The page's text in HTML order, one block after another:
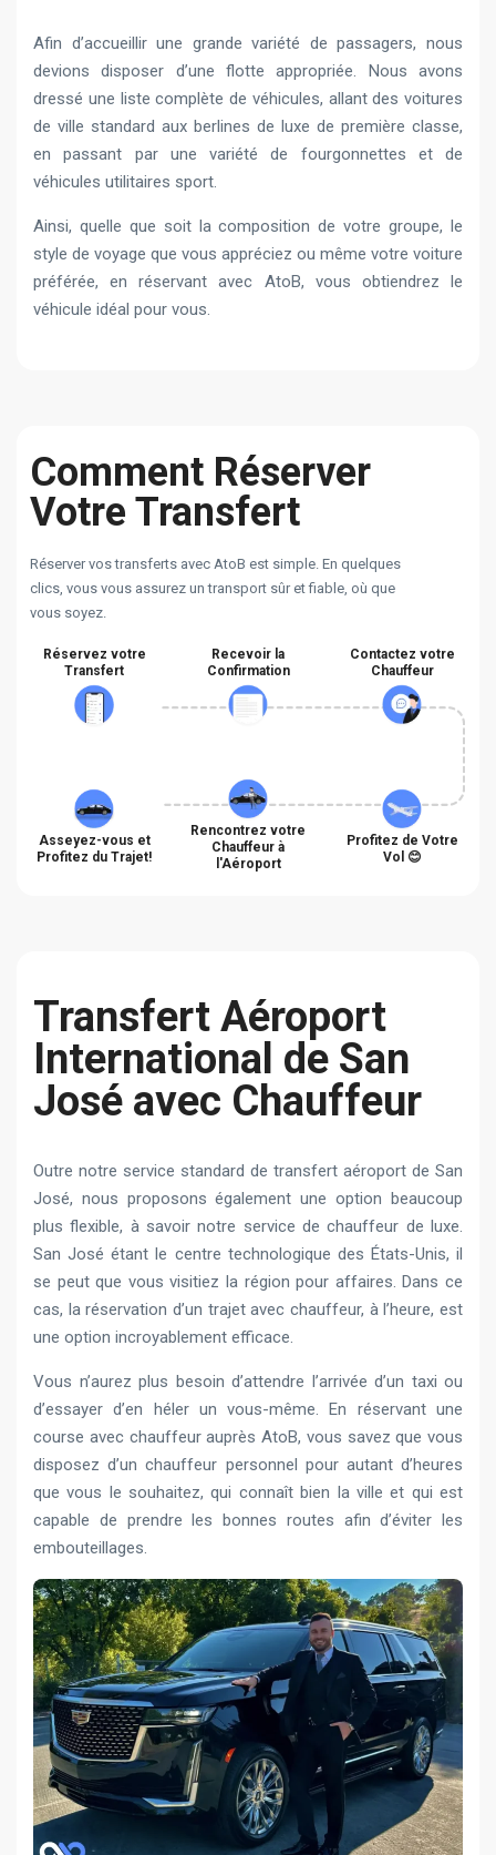
Afin d’accueillir une grande variété de passagers, nous
devions disposer d’une flotte appropriée. Nous avons
dressé une liste complète de véhicules, allant des voitures
de ville standard aux berlines de luxe de première classe,
en passant par une variété de fourgonnettes et de
véhicules utilitaires sport.
Ainsi, quelle que soit la composition de votre groupe, le
style de voyage que vous appréciez ou même votre voiture
préférée, en réservant avec AtoB, vous obtiendrez le
véhicule idéal pour vous.
Comment Réserver
Votre Transfert
Réserver vos transferts avec AtoB est simple. En quelques
clics, vous vous assurez un transport sûr et fiable, où que
vous soyez.
Réservez votre
Transfert
Recevoir la
Confirmation
Contactez votre
Chauffeur
Asseyez-vous et
Profitez du Trajet!
Rencontrez votre
Chauffeur à
l'Aéroport
Profitez de Votre
Vol 😊
Transfert Aéroport
International de San
José avec Chauffeur
Outre notre service standard de transfert aéroport de San
José, nous proposons également une option beaucoup
plus flexible, à savoir notre service de chauffeur de luxe.
San José étant le centre technologique des États-Unis, il
se peut que vous visitiez la région pour affaires. Dans ce
cas, la réservation d’un trajet avec chauffeur, à l’heure, est
une option incroyablement efficace.
Vous n’aurez plus besoin d’attendre l’arrivée d’un taxi ou
d’essayer d’en héler un vous-même. En réservant une
course avec chauffeur auprès AtoB, vous savez que vous
disposez d’un chauffeur personnel pour autant d’heures
que vous le souhaitez, qui connaît bien la ville et qui est
capable de prendre les bonnes routes afin d’éviter les
embouteillages.